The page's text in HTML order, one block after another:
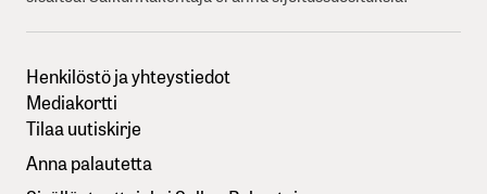
Henkilöstö ja yhteystiedot
Mediakortti
Tilaa uutiskirje
Anna palautetta